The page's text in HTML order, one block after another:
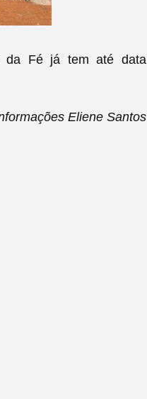
da Fé já tem até data
Eliene Santos